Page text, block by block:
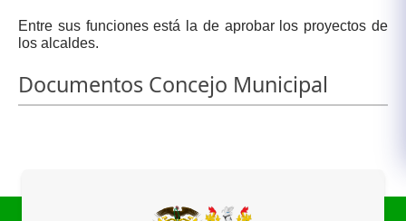
Entre sus funciones está la de aprobar los proyectos de
los alcaldes.
Documentos Concejo Municipal